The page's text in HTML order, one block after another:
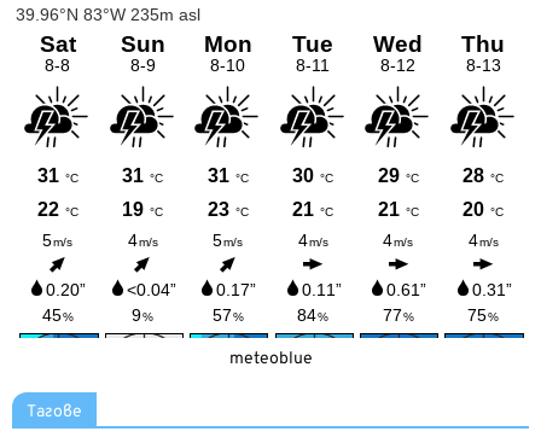
meteoblue
Тагове